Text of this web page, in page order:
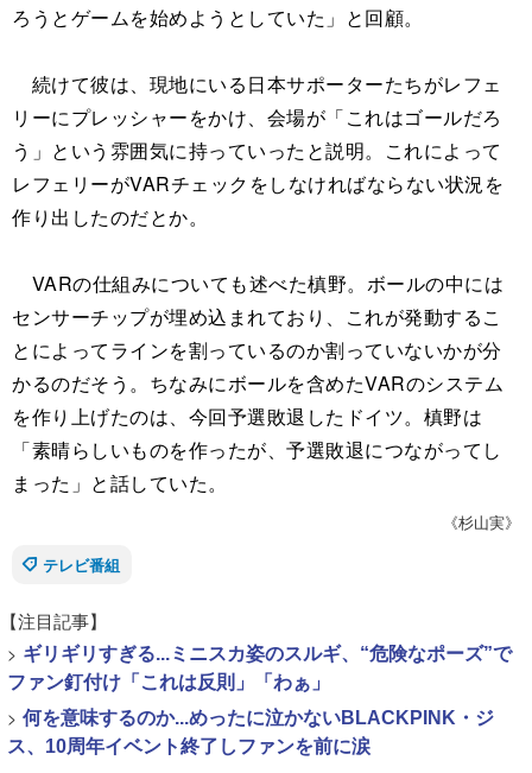
ろうとゲームを始めようとしていた」と回顧。
続けて彼は、現地にいる日本サポーターたちがレフェ
リーにプレッシャーをかけ、会場が「これはゴールだろ
う」という雰囲気に持っていったと説明。これによって
レフェリーがVARチェックをしなければならない状況を
作り出したのだとか。
VARの仕組みについても述べた槙野。ボールの中には
センサーチップが埋め込まれており、これが発動するこ
とによってラインを割っているのか割っていないかが分
かるのだそう。ちなみにボールを含めたVARのシステム
を作り上げたのは、今回予選敗退したドイツ。槙野は
「素晴らしいものを作ったが、予選敗退につながってし
まった」と話していた。
《杉山実》
テレビ番組
【注目記事】
> ギリギリすぎる...ミニスカ姿のスルギ、“危険なポーズ”で
ファン釘付け「これは反則」「わぁ」
> 何を意味するのか...めったに泣かないBLACKPINK・ジ
ス、10周年イベント終了しファンを前に涙